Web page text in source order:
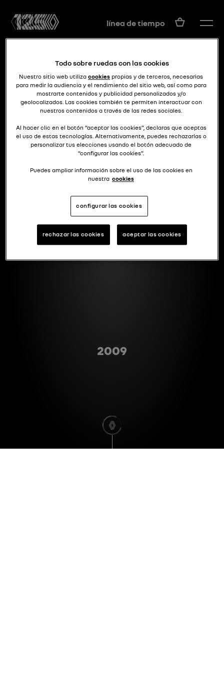
línea de tiempo ES
Type A
ZOE Z.E. CONCEPT
2009
scroll
Todo sobre ruedas con las cookies
Nuestro sitio web utiliza cookies propias y de terceros, necesarias
para medir la audiencia y el rendimiento del sitio web, así como para
mostrarte contenidos y publicidad personalizados y/o
geolocalizados. Las cookies también te permiten interactuar con
nuestros contenidos a través de las redes sociales.
Al hacer clic en el botón “aceptar las cookies”, declaras que aceptas
el uso de estas tecnologías. Alternativamente, puedes rechazarlas o
personalizar tus elecciones usando el botón adecuado de
“configurar las cookies”.
Puedes ampliar información sobre el uso de las cookies en
nuestra cookies
configurar las cookies
rechazar las cookies aceptar las cookies